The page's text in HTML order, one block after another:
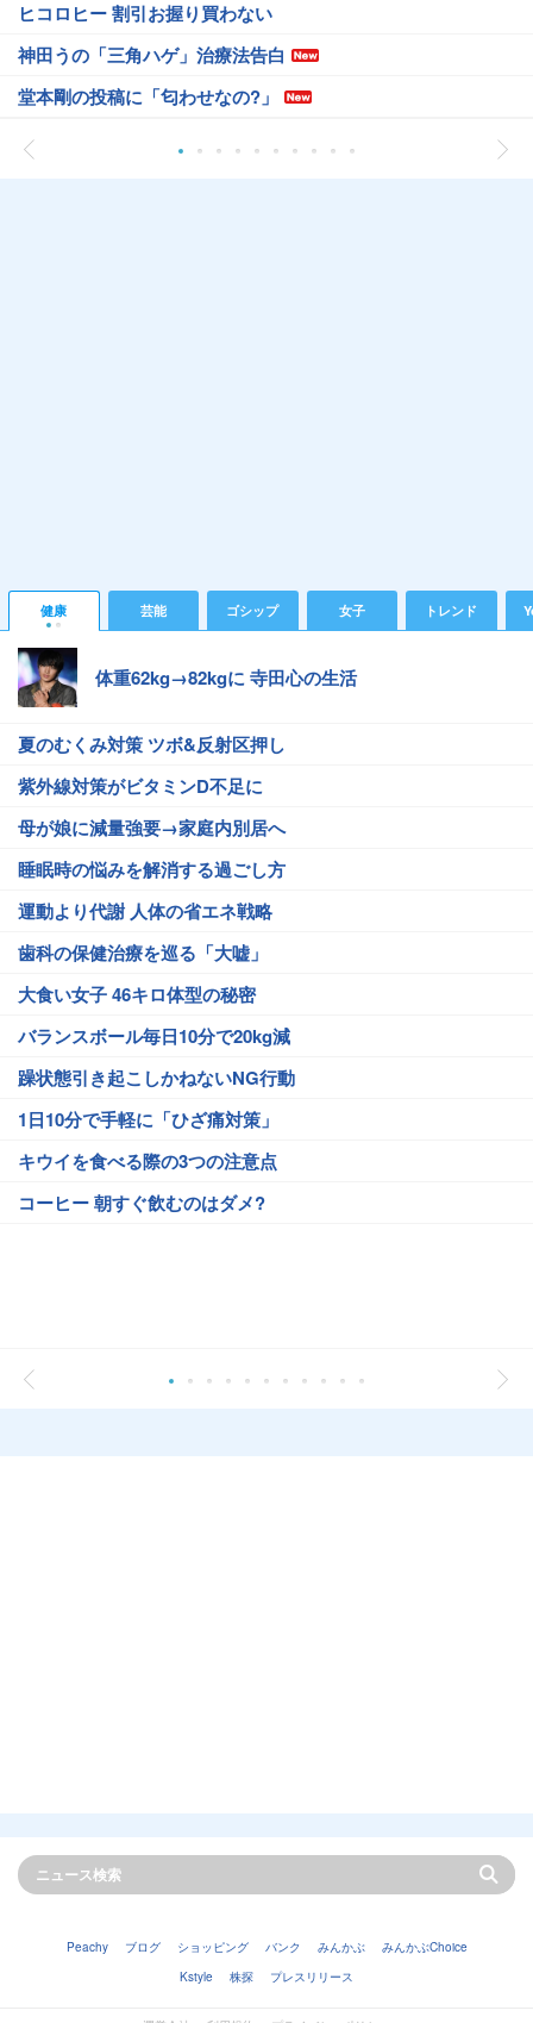
ヒコロヒー 割引お握り買わない
神田うの「三角ハゲ」治療法告白
堂本剛の投稿に「匂わせなの?」
健康 芸能 ゴシップ 女子 トレンド
体重62kg→82kgに 寺田心の生活
夏のむくみ対策 ツボ&反射区押し
紫外線対策がビタミンD不足に
母が娘に減量強要→家庭内別居へ
睡眠時の悩みを解消する過ごし方
運動より代謝 人体の省エネ戦略
歯科の保健治療を巡る「大嘘」
大食い女子 46キロ体型の秘密
バランスボール毎日10分で20kg減
躁状態引き起こしかねないNG行動
1日10分で手軽に「ひざ痛対策」
キウイを食べる際の3つの注意点
コーヒー 朝すぐ飲むのはダメ?
Peachy ブログ ショッピング バンク みんかぶ
みんかぶChoice
Kstyle
株探 プレスリリース